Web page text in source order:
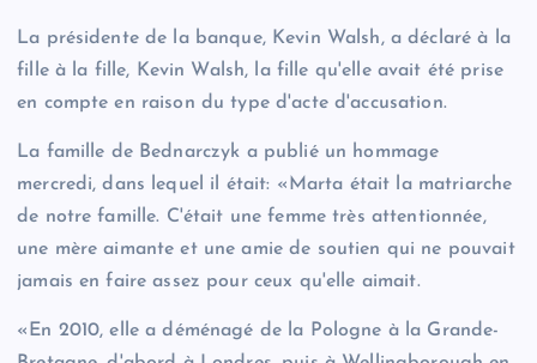
La présidente de la banque, Kevin Walsh, a déclaré à la
fille à la fille, Kevin Walsh, la fille qu'elle avait été prise
en compte en raison du type d'acte d'accusation.
La famille de Bednarczyk a publié un hommage
mercredi, dans lequel il était: «Marta était la matriarche
de notre famille. C'était une femme très attentionnée,
une mère aimante et une amie de soutien qui ne pouvait
jamais en faire assez pour ceux qu'elle aimait.
«En 2010, elle a déménagé de la Pologne à la Grande-